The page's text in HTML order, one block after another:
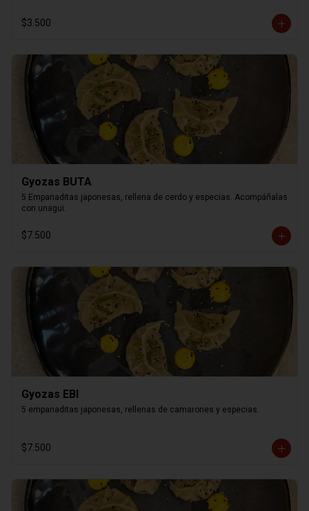
$3.500
Gyozas BUTA
5 Empanaditas japonesas, rellena de cerdo y especias. Acompáñalas
con unagui.
$7.500
Gyozas EBI
5 empanaditas japonesas, rellenas de camarones y especias.
$7.500